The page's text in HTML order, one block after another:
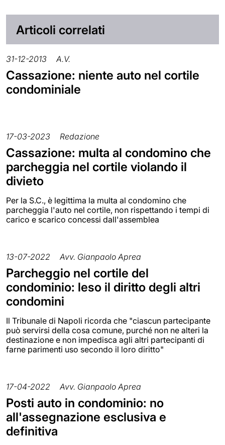
Articoli correlati
31-12-2013 A.V.
Cassazione: niente auto nel cortile
condominiale
17-03-2023 Redazione
Cassazione: multa al condomino che
parcheggia nel cortile violando il
divieto
Per la S.C., è legittima la multa al condomino che
parcheggia l'auto nel cortile, non rispettando i tempi di
carico e scarico concessi dall'assemblea
13-07-2022 Avv. Gianpaolo Aprea
Parcheggio nel cortile del
condominio: leso il diritto degli altri
condomini
Il Tribunale di Napoli ricorda che "ciascun partecipante
può servirsi della cosa comune, purché non ne alteri la
destinazione e non impedisca agli altri partecipanti di
farne parimenti uso secondo il loro diritto"
17-04-2022 Avv. Gianpaolo Aprea
Posti auto in condominio: no
all'assegnazione esclusiva e
definitiva